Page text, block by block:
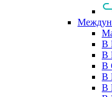
В
В
В
В
В